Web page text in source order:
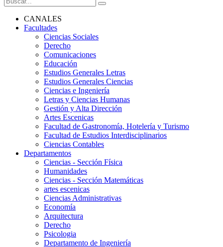
CANALES
Facultades
Ciencias Sociales
Derecho
Comunicaciones
Educación
Estudios Generales Letras
Estudios Generales Ciencias
Ciencias e Ingeniería
Letras y Ciencias Humanas
Gestión y Alta Dirección
Artes Escenicas
Facultad de Gastronomía, Hotelería y Turismo
Facultad de Estudios Interdisciplinarios
Ciencias Contables
Departamentos
Ciencias - Sección Física
Humanidades
Ciencias - Sección Matemáticas
artes escenicas
Ciencias Administrativas
Economía
Arquitectura
Derecho
Psicologia
Departamento de Ingeniería